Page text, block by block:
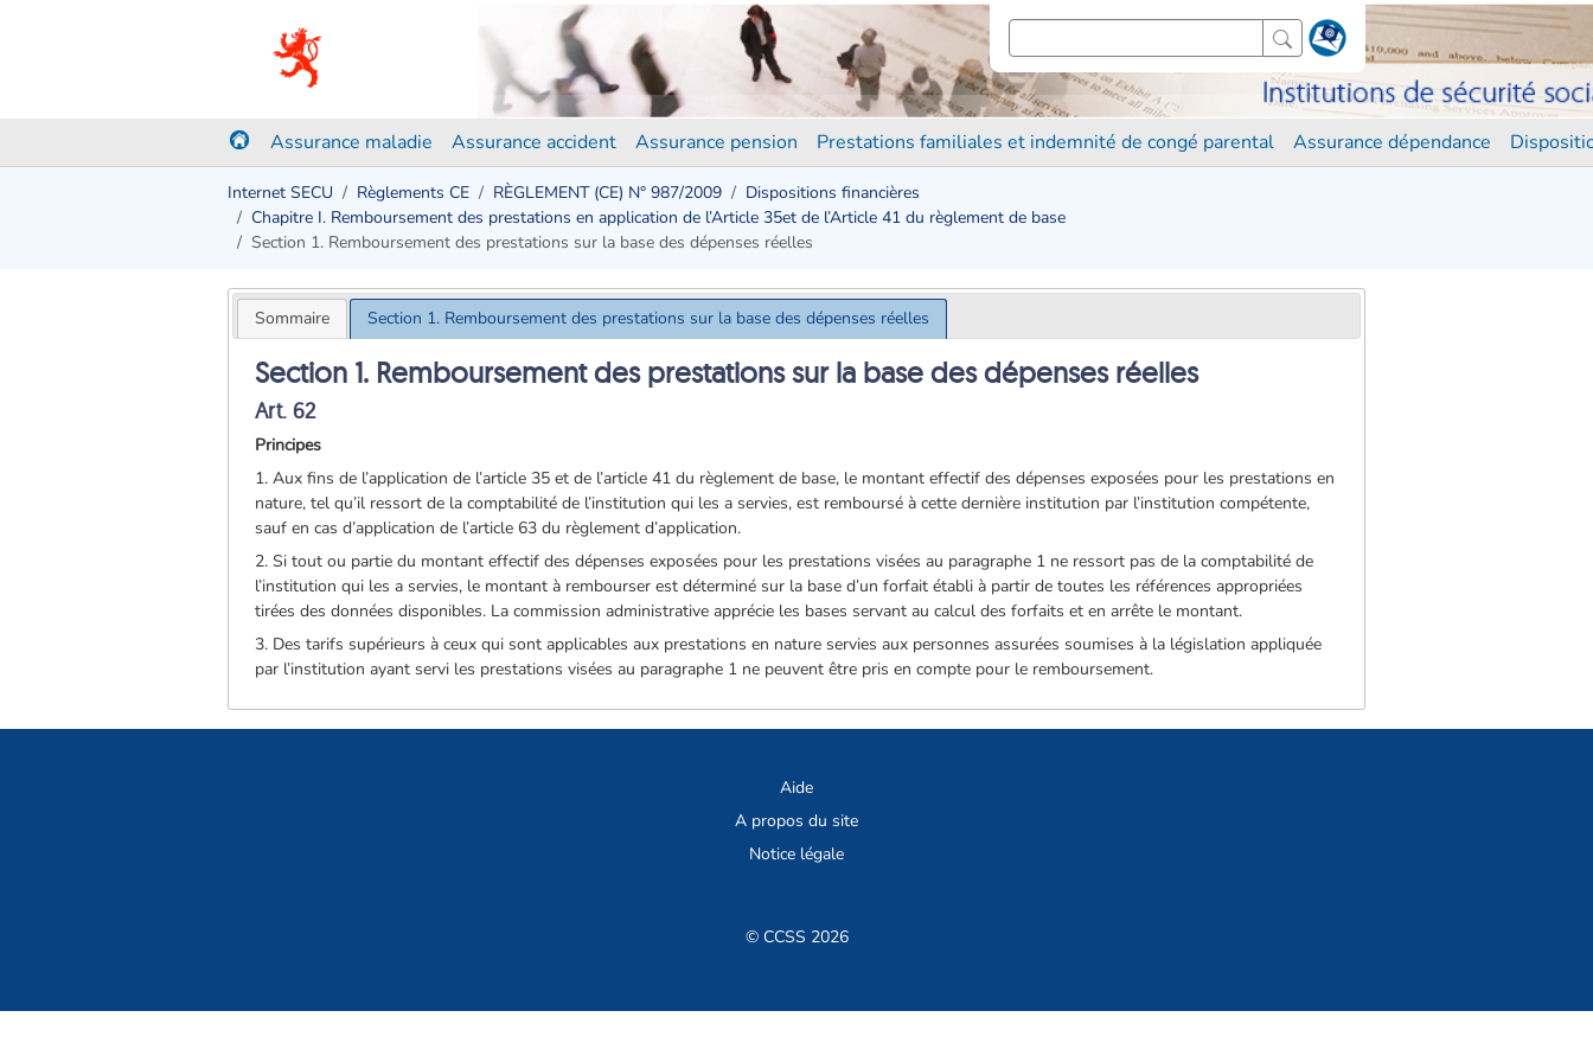
Assurance maladie Assurance accident Assurance pension Prestations familiales et indemnité de congé parental Assurance dépendance
Internet SECU Règlements CE RÈGLEMENT (CE) N° 987/2009
Dispositions financières
Chapitre I. Remboursement des prestations en application de l’Article 35et de l’Article 41 du règlement de base
Section 1. Remboursement des prestations sur la base des dépenses réelles
Sommaire Section 1. Remboursement des prestations sur la base des dépenses réelles
Section 1. Remboursement des prestations sur la base des dépenses réelles
Art. 62
Principes
1. Aux fins de l’application de l’article 35 et de l’article 41 du règlement de base, le montant effectif des dépenses exposées pour les prestations en
nature, tel qu’il ressort de la comptabilité de l’institution qui les a servies, est remboursé à cette dernière institution par l’institution compétente,
sauf en cas d’application de l’article 63 du règlement d’application.
2. Si tout ou partie du montant effectif des dépenses exposées pour les prestations visées au paragraphe 1 ne ressort pas de la comptabilité de
l’institution qui les a servies, le montant à rembourser est déterminé sur la base d’un forfait établi à partir de toutes les références appropriées
tirées des données disponibles. La commission administrative apprécie les bases servant au calcul des forfaits et en arrête le montant.
3. Des tarifs supérieurs à ceux qui sont applicables aux prestations en nature servies aux personnes assurées soumises à la législation appliquée
par l’institution ayant servi les prestations visées au paragraphe 1 ne peuvent être pris en compte pour le remboursement.
Aide
A propos du site
Notice légale
© CCSS 2026